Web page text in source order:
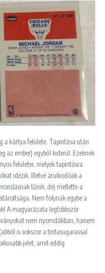
a kártya felülete. Tapintása után
az ember) egyből kiderül. Ezeknek
felületei, melyek tapintásra
idézik. Illetve árulkodóak a
tűnik, de) mellette a
Nem folynak egybe a
A magyarázata legtöbbször
nem nyomdákban, hanem
is sokszor a tintasugarassal
jelet, amit eddig